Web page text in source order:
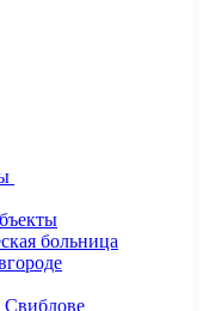
больница
Свиблове